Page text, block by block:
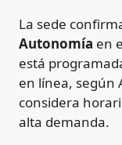
La sede
Autonomía en
está
en línea, según
considera
alta demanda.